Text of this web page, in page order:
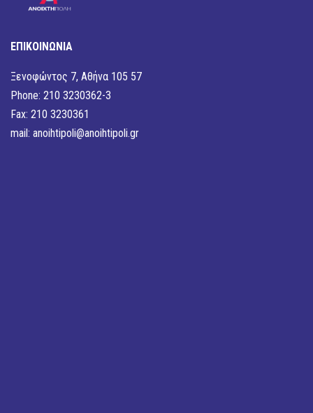
ΕΠΙΚΟΙΝΩΝΙΑ
Ξενοφώντος 7, Αθήνα 105 57
Phone: 210 3230362-3
Fax: 210 3230361
mail: anoihtipoli@anoihtipoli.gr